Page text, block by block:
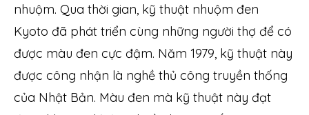
nhuộm. Qua thời gian, kỹ thuật nhuộm đen
Kyoto đã phát triển cùng những người thợ để có
được màu đen cực đậm. Năm 1979, kỹ thuật này
được công nhận là nghề thủ công truyền thống
của Nhật Bản. Màu đen mà kỹ thuật này đạt